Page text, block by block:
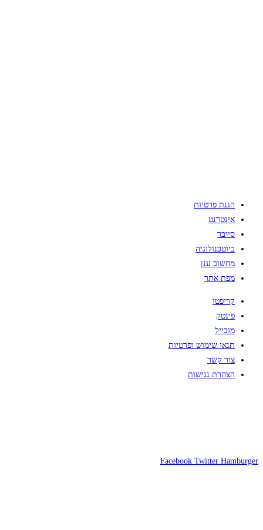
הגנת פרטיות
אינטרנט
סייבר
ביוטכנולוגיה
מחשוב ענן
מפת אתר
קריפטו
פינטק
מובייל
תנאי שימוש ופרטיות
צור קשר
הצהרת נגישות
Facebook Twitter Hamburger